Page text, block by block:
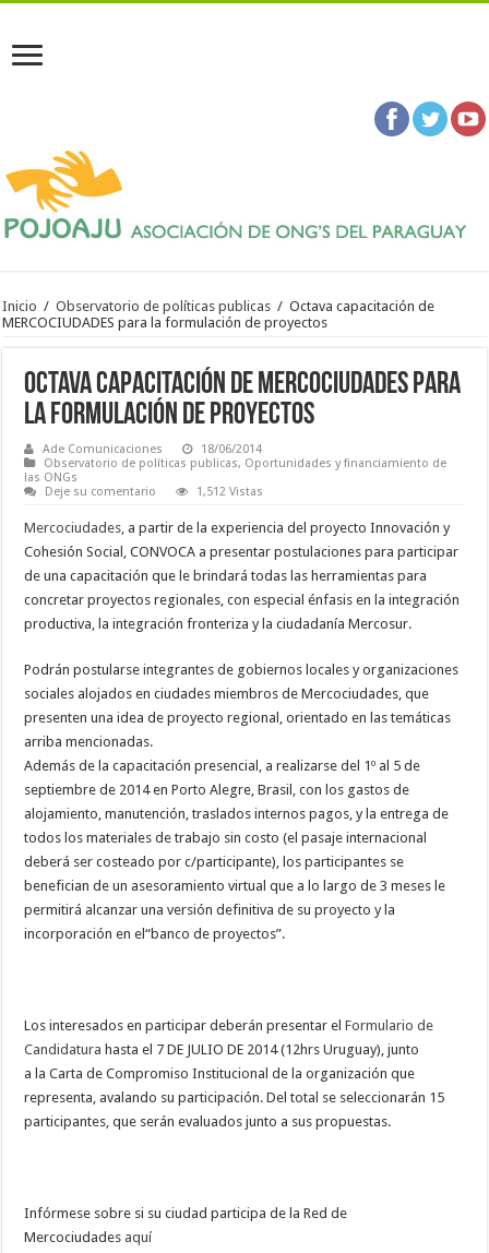
Inicio / Observatorio de políticas publicas / Octava capacitación de
MERCOCIUDADES para la formulación de proyectos
Octava capacitación de MERCOCIUDADES para
la formulación de proyectos
Ade Comunicaciones
18/06/2014
Observatorio de políticas publicas, Oportunidades y financiamiento de
las ONGs
Deje su comentario
1,512 Vistas
Mercociudades, a partir de la experiencia del proyecto Innovación y
Cohesión Social, CONVOCA a presentar postulaciones para participar
de una capacitación que le brindará todas las herramientas para
concretar proyectos regionales, con especial énfasis en la integración
productiva, la integración fronteriza y la ciudadanía Mercosur.
Podrán postularse integrantes de gobiernos locales y organizaciones
sociales alojados en ciudades miembros de Mercociudades, que
presenten una idea de proyecto regional, orientado en las temáticas
arriba mencionadas.
Además de la capacitación presencial, a realizarse del 1º al 5 de
septiembre de 2014 en Porto Alegre, Brasil, con los gastos de
alojamiento, manutención, traslados internos pagos, y la entrega de
todos los materiales de trabajo sin costo (el pasaje internacional
deberá ser costeado por c/participante), los participantes se
benefician de un asesoramiento virtual que a lo largo de 3 meses le
permitirá alcanzar una versión definitiva de su proyecto y la
incorporación en el“banco de proyectos”.
Los interesados en participar deberán presentar elFormulario de
Candidatura hasta el 7 DE JULIO DE 2014 (12hrs Uruguay), junto
a la Carta de Compromiso Institucional de la organización que
representa, avalando su participación. Del total se seleccionarán 15
participantes, que serán evaluados junto a sus propuestas.
Infórmese sobre si su ciudad participa de la Red de
Mercociudades aquí